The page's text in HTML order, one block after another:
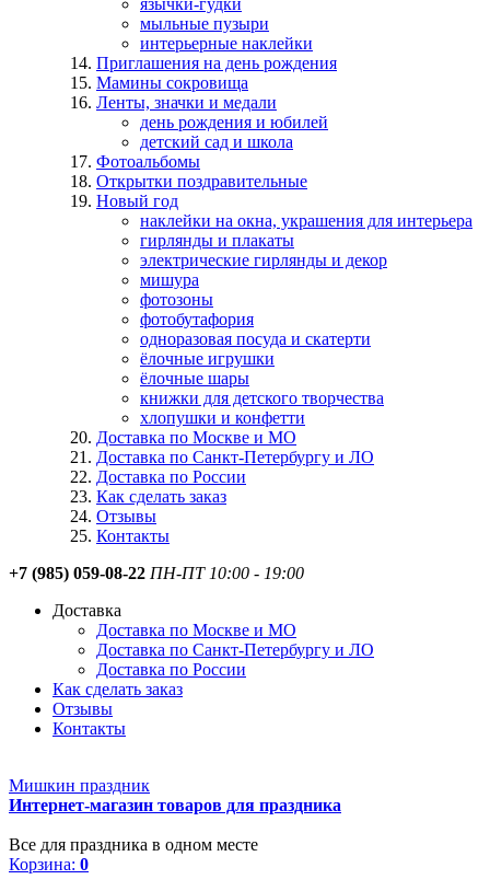
язычки-гудки
мыльные пузыри
интерьерные наклейки
Приглашения на день рождения
Мамины сокровища
Ленты, значки и медали
день рождения и юбилей
детский сад и школа
Фотоальбомы
Открытки поздравительные
Новый год
наклейки на окна, украшения для интерьера
гирлянды и плакаты
электрические гирлянды и декор
мишура
фотозоны
фотобутафория
одноразовая посуда и скатерти
ёлочные игрушки
ёлочные шары
книжки для детского творчества
хлопушки и конфетти
Доставка по Москве и МО
Доставка по Санкт-Петербургу и ЛО
Доставка по России
Как сделать заказ
Отзывы
Контакты
+7 (985) 059-08-22 ПН-ПТ 10:00 - 19:00
Доставка
Доставка по Москве и МО
Доставка по Санкт-Петербургу и ЛО
Доставка по России
Как сделать заказ
Отзывы
Контакты
Мишкин праздник
Интернет-магазин товаров для праздника
Все для праздника в одном месте
Корзина: 0